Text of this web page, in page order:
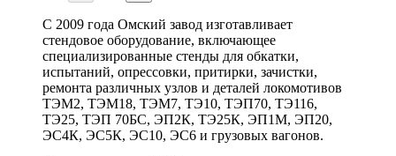
С 2009 года Омский завод изготавливает
стендовое оборудование, включающее
специализированные стенды для обкатки,
испытаний, опрессовки, притирки, зачистки,
ремонта различных узлов и деталей локомотивов
ТЭМ2, ТЭМ18, ТЭМ7, ТЭ10, ТЭП70, ТЭ116,
ТЭ25, ТЭП 70БС, ЭП2К, ТЭ25К, ЭП1М, ЭП20,
ЭС4К, ЭС5К, ЭС10, ЭС6 и грузовых вагонов.